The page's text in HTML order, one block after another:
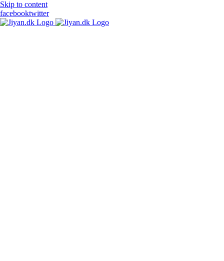
Skip to content
facebooktwitter